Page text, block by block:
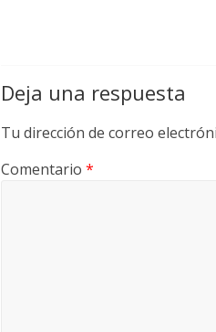
Deja una respuesta
Tu dirección de correo
Comentario *